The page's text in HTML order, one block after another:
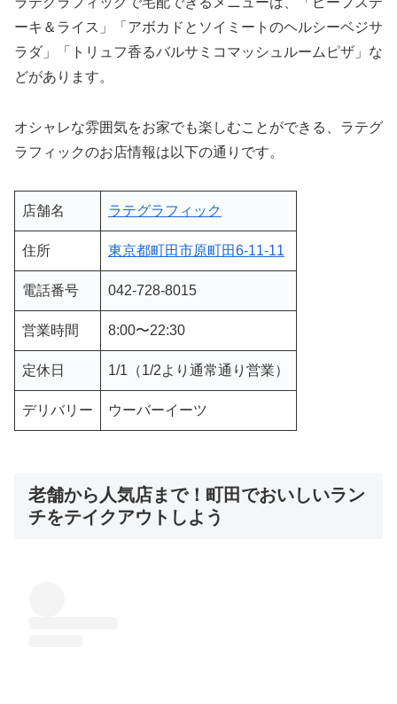
ーキ＆ライス」「アボカドとソイミートのヘルシーベジサ
ラダ」「トリュフ香るバルサミコマッシュルームピザ」な
どがあります。
オシャレな雰囲気をお家でも楽しむことができる、ラテグ
ラフィックのお店情報は以下の通りです。
店舗名 ラテグラフィック
住所 東京都町田市原町田6-11-11
電話番号 042-728-8015
営業時間 8:00〜22:30
定休日 1/1（1/2より通常通り営業）
デリバリー ウーバーイーツ
老舗から人気店まで！町田でおいしいラン
チをテイクアウトしよう